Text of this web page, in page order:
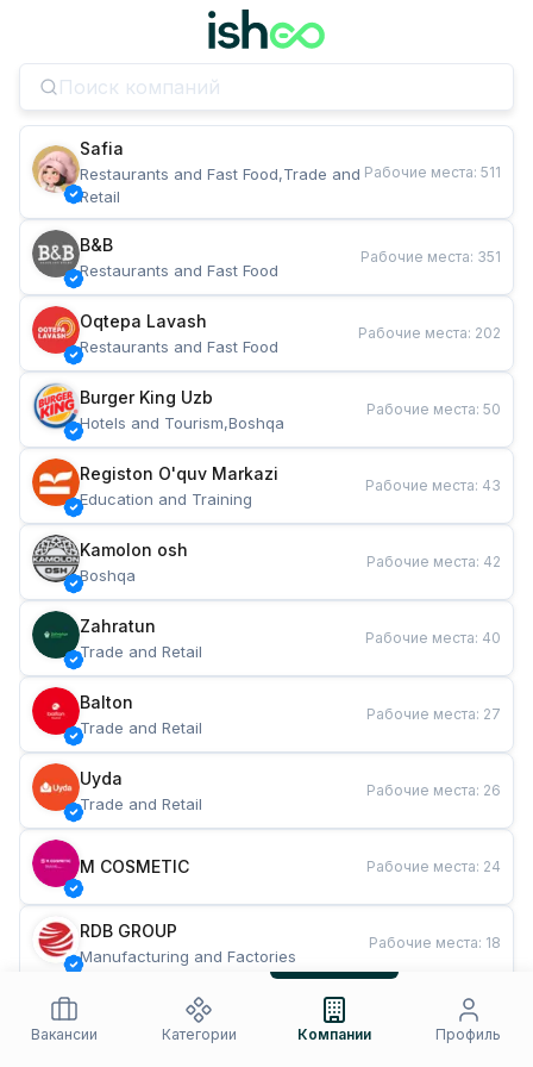
Safia
Restaurants and Fast Food,Trade and
Retail
Рабочие места: 511
B&B
Restaurants and Fast Food
Рабочие места: 351
Oqtepa Lavash
Restaurants and Fast Food
Рабочие места: 202
Burger King Uzb
Hotels and Tourism,Boshqa
Рабочие места: 50
Registon O'quv Markazi
Education and Training
Рабочие места: 43
Kamolon osh
Boshqa
Рабочие места: 42
Zahratun
Trade and Retail
Рабочие места: 40
Balton
Trade and Retail
Рабочие места: 27
Uyda
Trade and Retail
Рабочие места: 26
M COSMETIC Рабочие места: 24
RDB GROUP
Manufacturing and Factories
Рабочие места: 18
Restaurants and Fast Food
Рабочие места
Вакансии
Категории Компании Профиль